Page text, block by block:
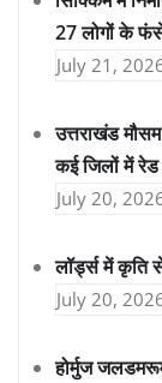
27 लोगों के
July 21,
उत्तराखंड
कई जिलों में
July 20,
लॉर्ड्स में कृति
July 20,
होर्मुज